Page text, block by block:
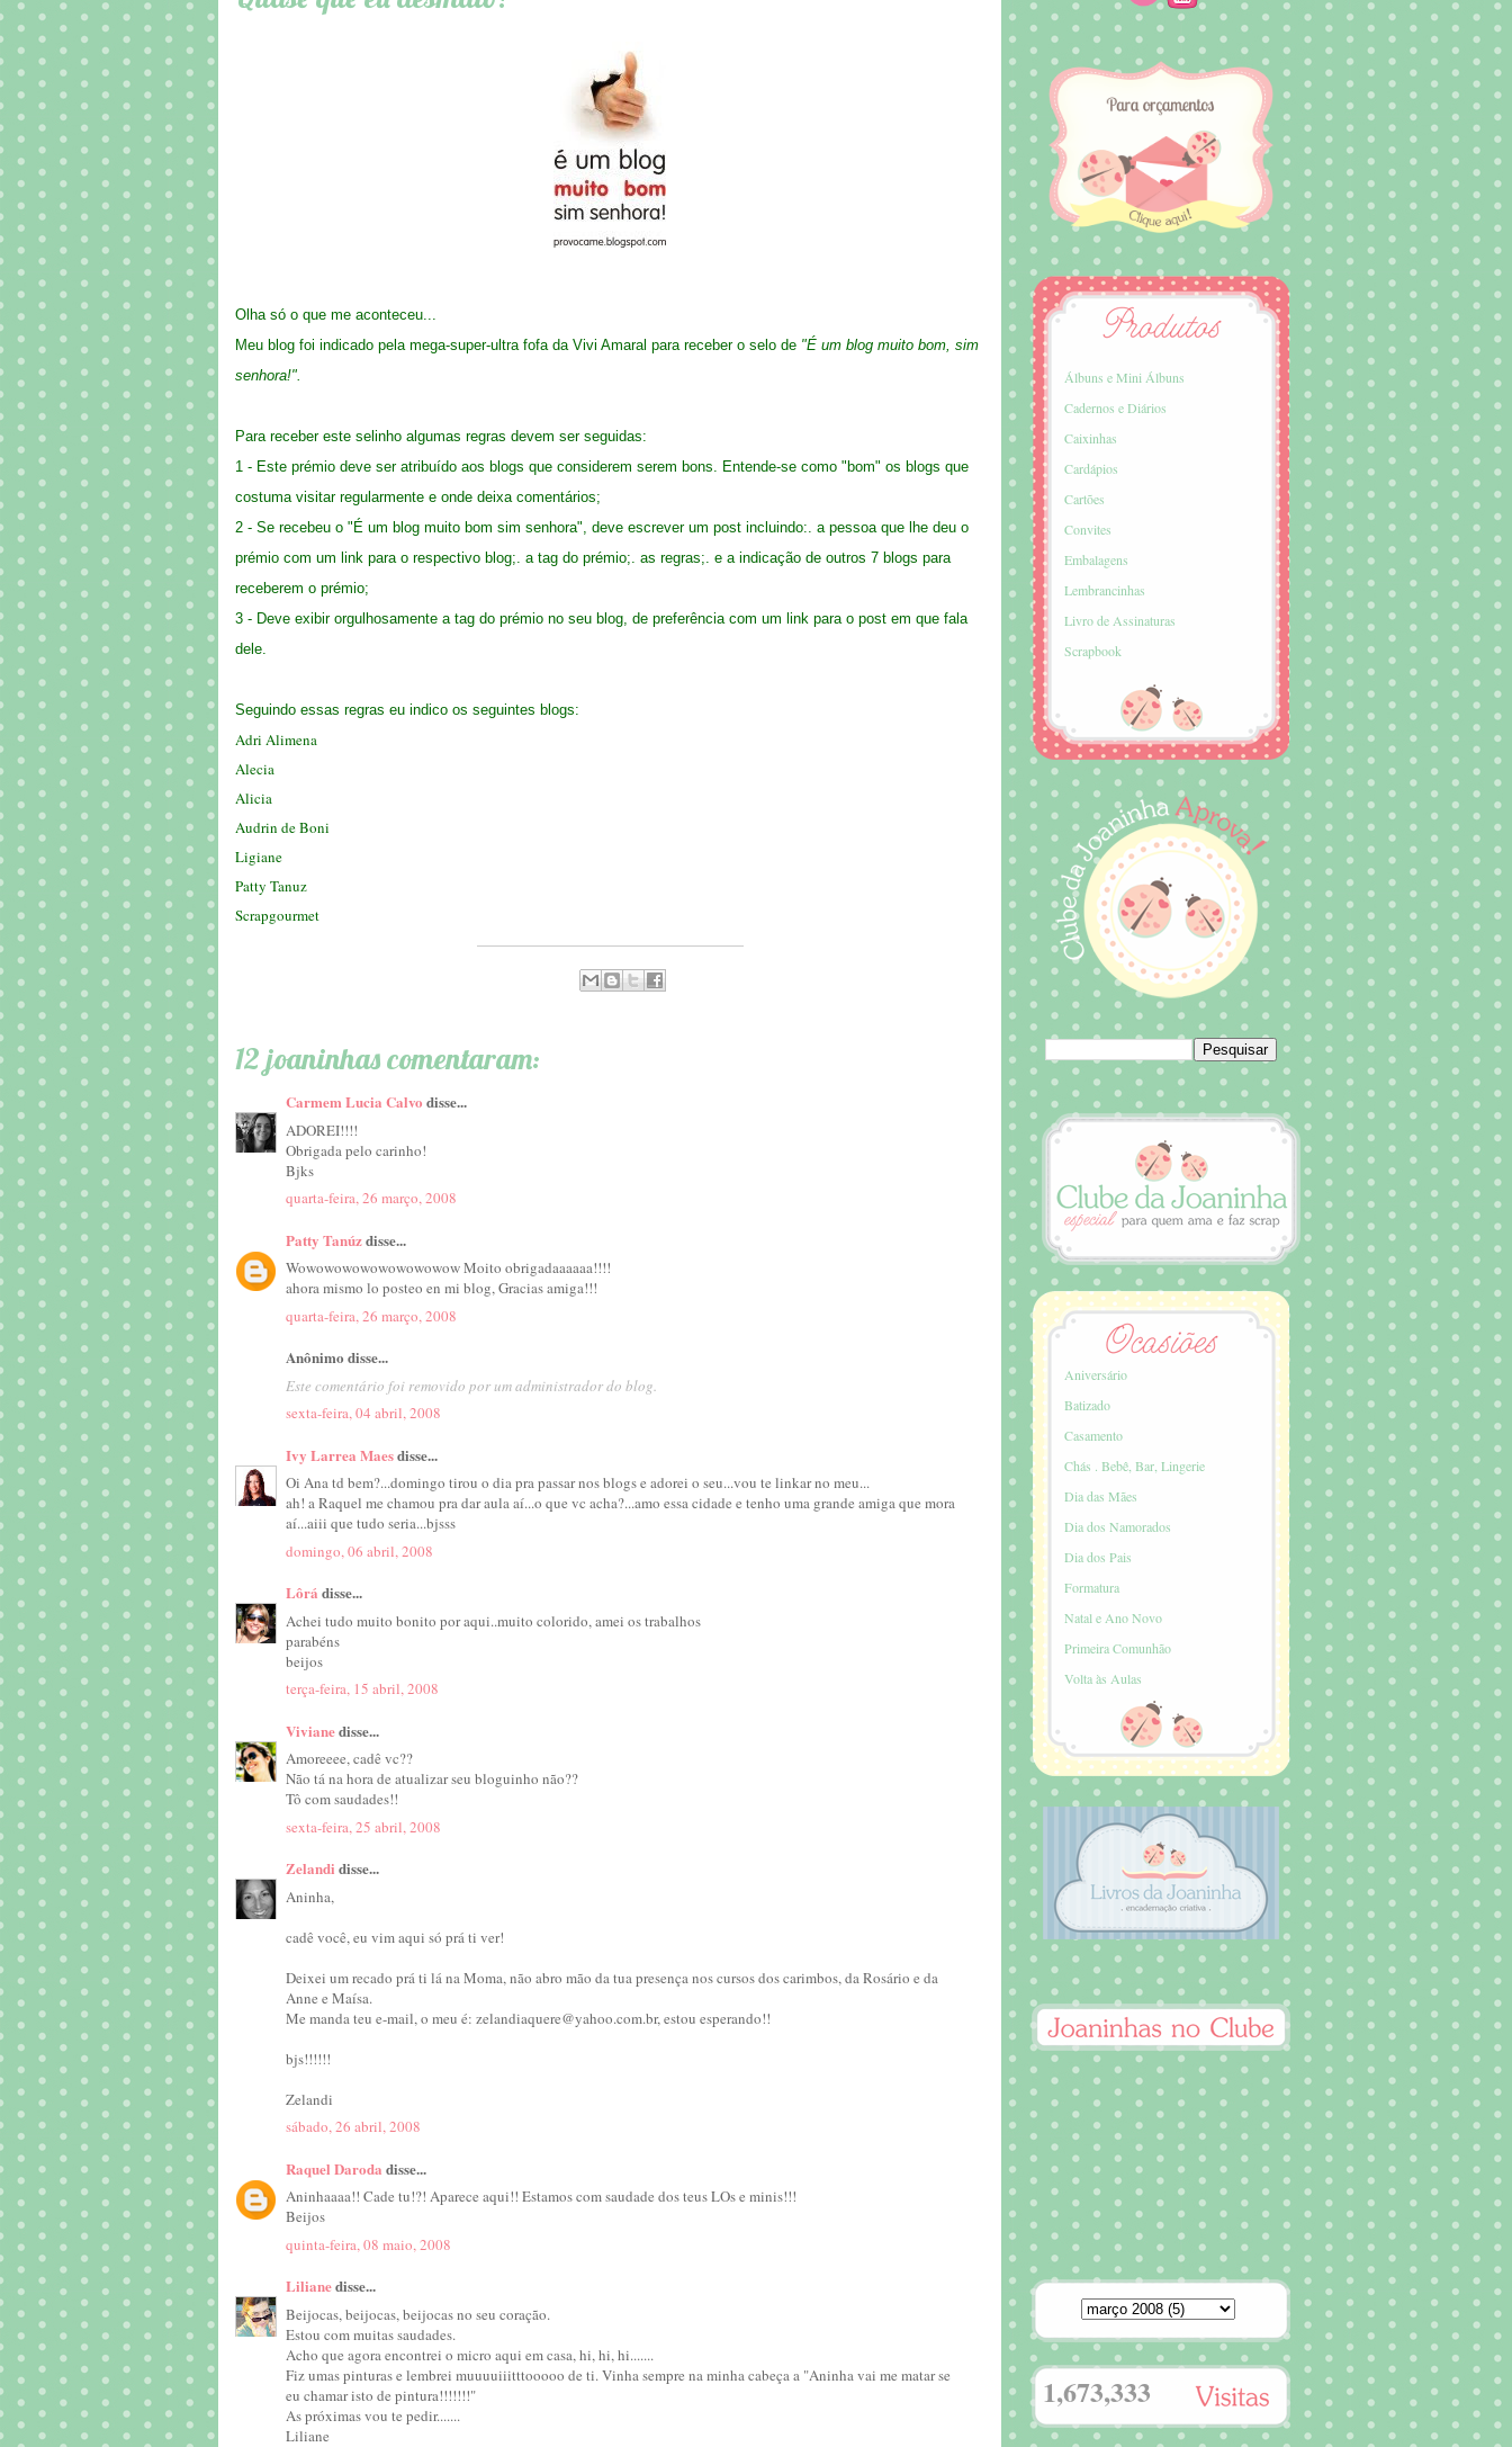
Olha só o que me aconteceu...
Meu blog foi indicado pela mega-super-ultra fofa da Vivi Amaral para receber o selo de "É um blog muito bom, sim
senhora!".
Para receber este selinho algumas regras devem ser seguidas:
1 - Este prémio deve ser atribuído aos blogs que considerem serem bons. Entende-se como "bom" os blogs que
costuma visitar regularmente e onde deixa comentários;
2 - Se recebeu o "É um blog muito bom sim senhora", deve escrever um post incluindo:. a pessoa que lhe deu o
prémio com um link para o respectivo blog;. a tag do prémio;. as regras;. e a indicação de outros 7 blogs para
receberem o prémio;
3 - Deve exibir orgulhosamente a tag do prémio no seu blog, de preferência com um link para o post em que fala
dele.
Seguindo essas regras eu indico os seguintes blogs:
Adri Alimena
Alecia
Alicia
Audrin de Boni
Ligiane
Patty Tanuz
Scrapgourmet
12 joaninhas comentaram:
Carmem Lucia Calvo disse...
ADOREI!!!!
Obrigada pelo carinho!
Bjks
quarta-feira, 26 março, 2008
Patty Tanúzdisse...
Wowowowowowowowowow Moito obrigadaaaaaa!!!!
ahora mismo lo posteo en mi blog, Gracias amiga!!!
quarta-feira, 26 março, 2008
Anônimo disse...
Este comentário foi removido por um administrador do blog.
sexta-feira, 04 abril, 2008
Ivy Larrea Maesdisse...
Oi Ana td bem?...domingo tirou o dia pra passar nos blogs e adorei o seu...vou te linkar no meu...
ah! a Raquel me chamou pra dar aula aí...o que vc acha?...amo essa cidade e tenho uma grande amiga que mora
aí...aiii que tudo seria...bjsss
domingo, 06 abril, 2008
Lôrá disse...
Achei tudo muito bonito por aqui..muito colorido, amei os trabalhos
parabéns
beijos
terça-feira, 15 abril, 2008
Vivianedisse...
Amoreeee, cadê vc??
Não tá na hora de atualizar seu bloguinho não??
Tô com saudades!!
sexta-feira, 25 abril, 2008
Zelandi disse...
Aninha,
cadê você, eu vim aqui só prá ti ver!
Deixei um recado prá ti lá na Moma, não abro mão da tua presença nos cursos dos carimbos, da Rosário e da
Anne e Maísa.
Me manda teu e-mail, o meu é: zelandiaquere@yahoo.com.br, estou esperando!!
bjs!!!!!!
Zelandi
sábado, 26 abril, 2008
Raquel Daroda disse...
Aninhaaaa!! Cade tu!?! Aparece aqui!! Estamos com saudade dos teus LOs e minis!!!
Beijos
quinta-feira, 08 maio, 2008
Lilianedisse...
Beijocas, beijocas, beijocas no seu coração.
Estou com muitas saudades.
Acho que agora encontrei o micro aqui em casa, hi, hi, hi.......
Fiz umas pinturas e lembrei muuuuiiitttooooo de ti. Vinha sempre na minha cabeça a "Aninha vai me matar se
eu chamar isto de pintura!!!!!!!"
As próximas vou te pedir.......
Liliane
Álbuns e Mini Álbuns
Cadernos e Diários
Caixinhas
Cardápios
Cartões
Convites
Embalagens
Lembrancinhas
Livro de Assinaturas
Scrapbook
Aniversário
Batizado
Casamento
Chás . Bebê, Bar, Lingerie
Dia das Mães
Dia dos Namorados
Dia dos Pais
Formatura
Natal e Ano Novo
Primeira Comunhão
Volta às Aulas
1,673,333